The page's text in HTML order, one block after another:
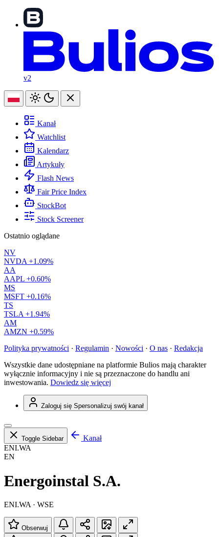
v2
Kanał
Watchlist
Kalendarz
Artykuły
Flash News
Fair Price Index
StockBot
Stock Screener
Ostatnio oglądane
NV
NVDA +1.09%
AA
AAPL +0.60%
MS
MSFT +0.16%
TS
TSLA +1.94%
AM
AMZN +0.59%
Polityka prywatności · Regulamin · Nowości · O nas · Redakcja
Wszystkie dane udostępniane na platformie Bulios mają charakter
wyłącznie informacyjny i nie są przeznaczone do handlu ani
inwestowania. Dowiedz się więcej
Zaloguj się Spersonalizuj swój kanał
Toggle Sidebar
Kanał
ENI.WA
EN
Energoinstal S.A.
ENI.WA · WSE
Obserwuj